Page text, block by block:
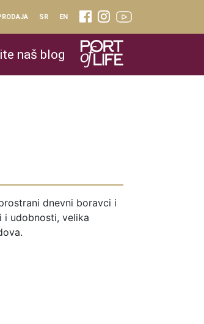
SR EN
naš blog
dnevni boravci i
i udobnosti, velika